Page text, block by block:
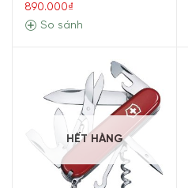
890.000₫
So sánh
HẾT HÀNG